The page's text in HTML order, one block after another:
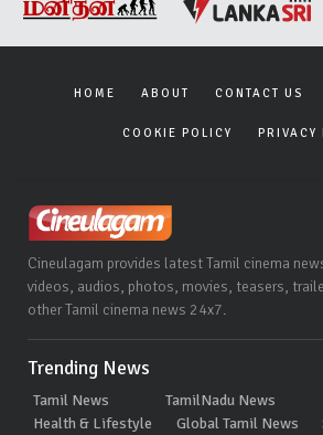
HOME ABOUT CONTACT US
COOKIE POLICY PRIVACY
Cineulagam provides latest Tamil cinema
videos, audios, photos, movies, teasers,
other Tamil cinema news 24x7.
Trending News
Tamil News TamilNadu News
Health & Lifestyle
Global Tamil News